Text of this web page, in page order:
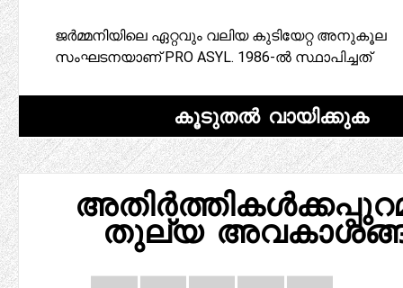
ജർമ്മനിയിലെ ഏറ്റവും വലിയ കുടിയേറ്റ അനുകൂല
സംഘടനയാണ് PRO ASYL. 1986-ൽ സ്ഥാപിച്ചത്
കൂടുതൽ വായിക്കുക
തുല്യ